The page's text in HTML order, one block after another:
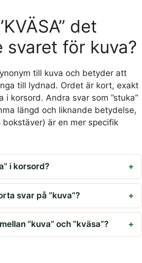
det
svaret för kuva?
till kuva och betyder att
till lydnad. Ordet är kort, exakt
i korsord. Andra svar som ”stuka”
längd och liknande betydelse,
bokstäver) är en mer specifik
i korsord?
svar på ”kuva”?
”kuva” och ”kväsa”?